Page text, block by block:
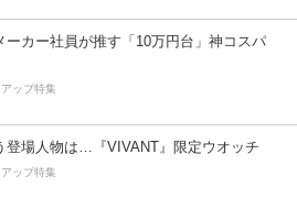
ーカー社員が推す「10万円台」神コスパ
ップ特集
登場人物は…『VIVANT』限定ウオッチ
ップ特集